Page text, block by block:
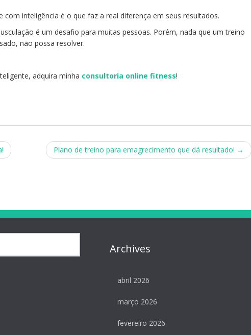
com inteligência é o que faz a real diferença em seus resultados.
é um desafio para muitas pessoas. Porém, nada que um treino
não possa resolver.
adquira minha consultoria online fitness!
Plano de treino para emagrecimento que dá resultado! →
Archives
abril 2026
março 2026
fevereiro 2026